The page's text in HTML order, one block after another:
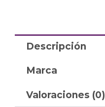
Descripción
Marca
Valoraciones (0)